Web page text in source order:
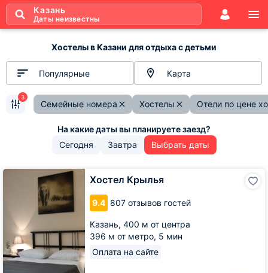
Казань
Даты неизвестны
Хостелы в Казани для отдыха с детьми
Популярные Карта
Семейные номера Хостелы Отели по цене
3
Сегодня Завтра Выбрать даты
Хостел Крылья
9.4 807 отзывов гостей
Казань, 400 м от центра
396 м от метро, 5 мин
Оплата на сайте
Хостел